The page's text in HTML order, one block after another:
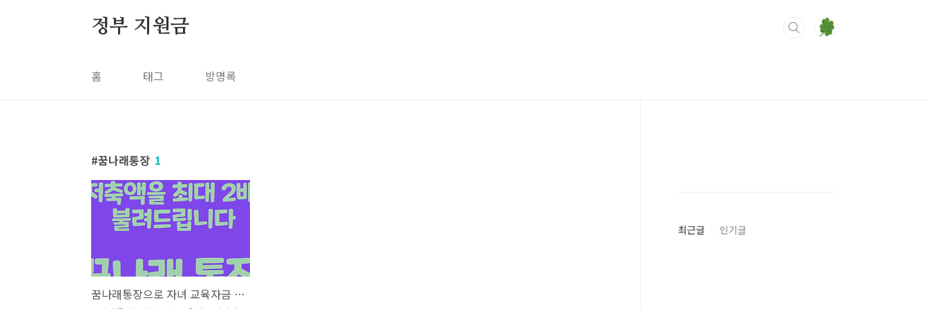
정부 지원금
홈 태그 방명록
꿈나래통장 1
꿈나래통장으로 자녀 교육자금 마련하세요
최근글 인기글